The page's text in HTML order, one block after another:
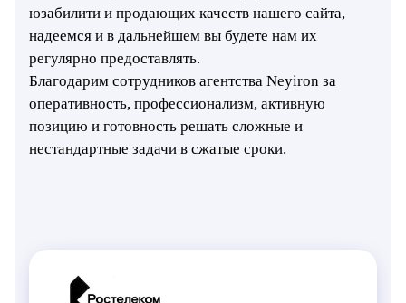
юзабилити и продающих качеств нашего сайта,
надеемся и в дальнейшем вы будете нам их
регулярно предоставлять.
Благодарим сотрудников агентства Neyiron за
оперативность, профессионализм, активную
позицию и готовность решать сложные и
нестандартные задачи в сжатые сроки.